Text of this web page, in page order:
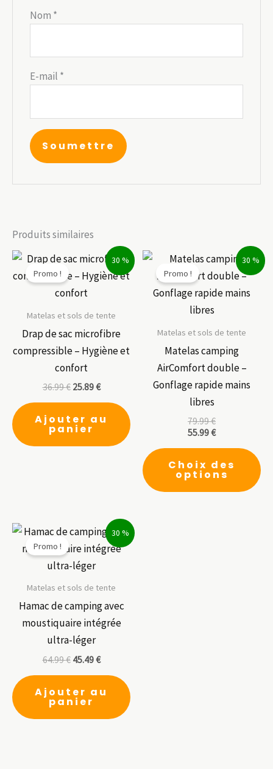
Nom *
E-mail *
Produits similaires
30 %
Promo !
Matelas et sols de tente
Drap de sac microfibre
compressible – Hygiène et
confort
36.99€ 25.89€
Ajouter au
panier
30 %
Promo !
Matelas et sols de tente
Matelas camping
AirComfort double –
Gonflage rapide mains
libres
79.99€
55.99€
Choix des
options
30 %
Promo !
Matelas et sols de tente
Hamac de camping avec
moustiquaire intégrée
ultra-léger
64.99€ 45.49€
Ajouter au
panier